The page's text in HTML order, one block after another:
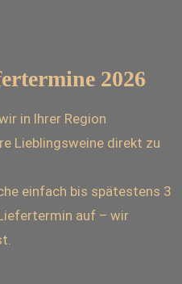
2026
in Ihrer Region
Lieblingsweine direkt zu
einfach bis spätestens 3
auf – wir